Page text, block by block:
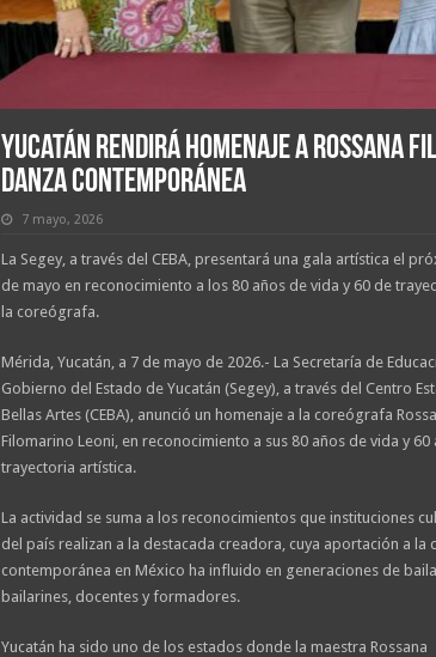
Yucatán rendirá homenaje a Rossana
danza contemporánea
7 mayo, 2026
La Segey, a través del CEBA, presentará una gala artística el
de mayo en reconocimiento a los 80 años de vida y 60 de
la coreógrafa.
Mérida, Yucatán, a 7 de mayo de 2026.- La Secretaría de
Gobierno del Estado de Yucatán (Segey), a través del Centro
Bellas Artes (CEBA), anunció un homenaje a la coreógrafa
Filomarino Leoni, en reconocimiento a sus 80 años de vida y 60
trayectoria artística.
La actividad se suma a los reconocimientos que instituciones
del país realizan a la destacada creadora, cuya aportación a la
contemporánea en México ha influido en generaciones de
bailarines, docentes y formadores.
Yucatán ha sido uno de los estados donde la maestra Rossana